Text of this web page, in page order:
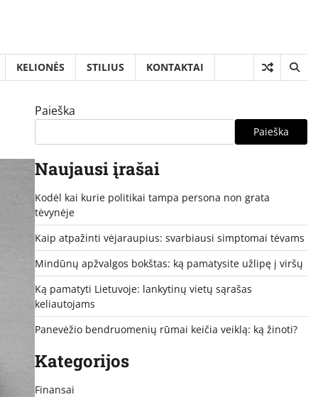
KELIONĖS STILIUS KONTAKTAI
Paieška
Paieška
Naujausi įrašai
Kodėl kai kurie politikai tampa persona non grata
tėvynėje
Kaip atpažinti vėjaraupius: svarbiausi simptomai tėvams
Mindūnų apžvalgos bokštas: ką pamatysite užlipę į viršų
Ką pamatyti Lietuvoje: lankytinų vietų sąrašas
keliautojams
Panevėžio bendruomenių rūmai keičia veiklą: ką žinoti?
Kategorijos
Finansai